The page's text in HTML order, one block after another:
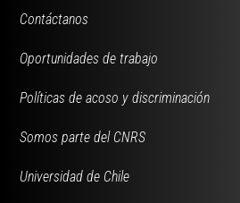
Contáctanos
Oportunidades de trabajo
Políticas de acoso y discriminación
Somos parte del CNRS
Universidad de Chile